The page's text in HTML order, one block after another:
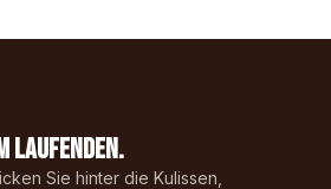
Laufenden.
Sie hinter die Kulissen,